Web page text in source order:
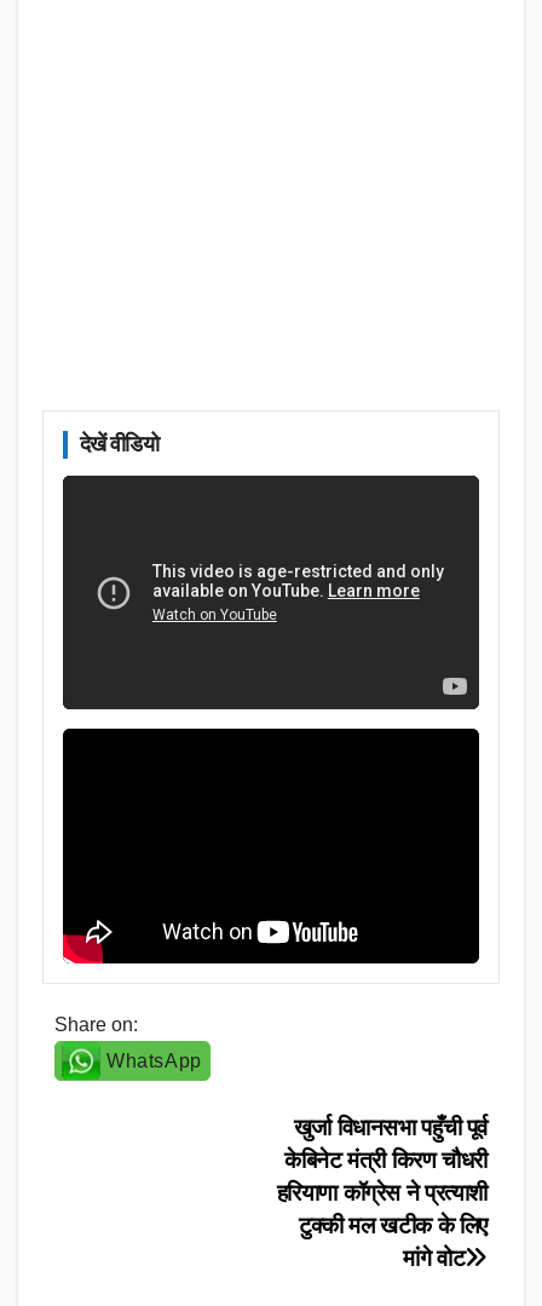
देखें वीडियो
Share on:
WhatsApp
खुर्जा विधानसभा पहुँची पूर्व
केबिनेट मंत्री किरण चौधरी
हरियाणा कॉग्रेस ने प्रत्याशी
टुक्की मल खटीक के लिए
मांगे वोट